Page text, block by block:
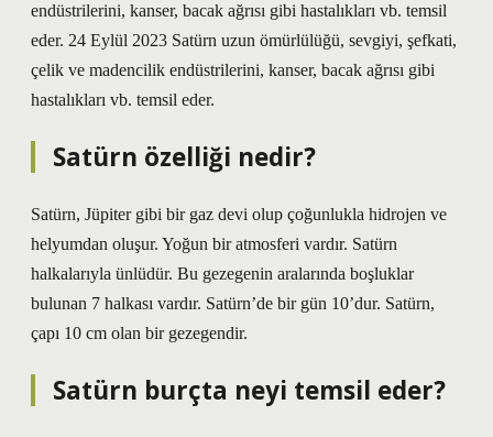
endüstrilerini, kanser, bacak ağrısı gibi hastalıkları vb. temsil
eder. 24 Eylül 2023 Satürn uzun ömürlülüğü, sevgiyi, şefkati,
çelik ve madencilik endüstrilerini, kanser, bacak ağrısı gibi
hastalıkları vb. temsil eder.
Satürn özelliği nedir?
Satürn, Jüpiter gibi bir gaz devi olup çoğunlukla hidrojen ve
helyumdan oluşur. Yoğun bir atmosferi vardır. Satürn
halkalarıyla ünlüdür. Bu gezegenin aralarında boşluklar
bulunan 7 halkası vardır. Satürn’de bir gün 10’dur. Satürn,
çapı 10 cm olan bir gezegendir.
Satürn burçta neyi temsil eder?